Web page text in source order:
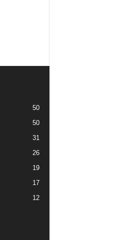
50
50
31
26
19
17
12